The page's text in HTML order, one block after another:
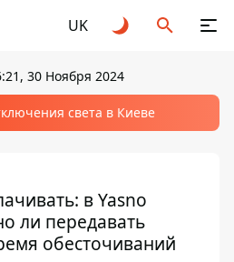
UK
30 Ноября 2024
света в Киеве
в Yasno
ли передавать
обесточиваний